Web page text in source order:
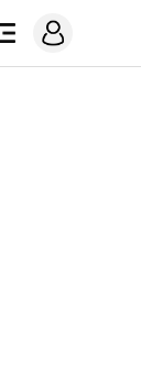
전
메
그